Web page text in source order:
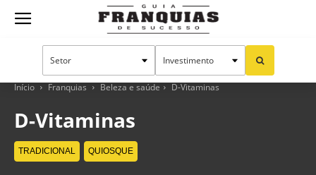
Guia
Franquias
Início Franquias Beleza e saúde D-Vitaminas
D-Vitaminas
TRADICIONAL QUIOSQUE